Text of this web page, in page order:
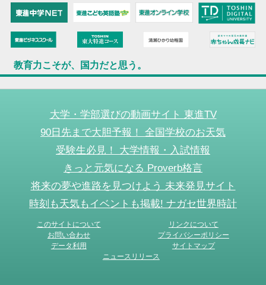
教育力こそが、国力だと思う。
大学・学部選びの動画サイト 東進TV
90日先まで大胆予報！ 全国学校のお天気
受験生必見！ 大学情報・入試情報
きっと元気になる Proverb格言
将来の夢や進路を見つけよう 未来発見サイト
時刻も天気もイベントも掲載! ナガセ世界時計
このサイトについて
リンクについて
お問い合わせ
プライバシーポリシー
データ利用
サイトマップ
ニュースリリース